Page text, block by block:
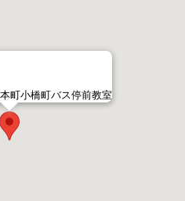
町小橋町バス停前教室